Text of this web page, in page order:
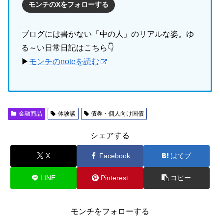
モンチのXをフォローする
ブログには書かない「中の人」のリアルな姿。ゆ
る～い日常日記はこちら👇
▶ モンチのnoteを読む
金融商品 体験談 債券・個人向け国債
シェアする
X Facebook はてブ
LINE Pinterest コピー
モンチをフォローする